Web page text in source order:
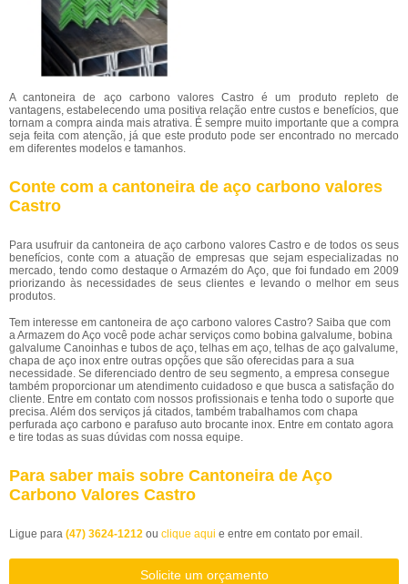
A cantoneira de aço carbono valores Castro é um produto repleto de
vantagens, estabelecendo uma positiva relação entre custos e benefícios, que
tornam a compra ainda mais atrativa. É sempre muito importante que a compra
seja feita com atenção, já que este produto pode ser encontrado no mercado
em diferentes modelos e tamanhos.
Conte com a cantoneira de aço carbono valores
Castro
Para usufruir da cantoneira de aço carbono valores Castro e de todos os seus
benefícios, conte com a atuação de empresas que sejam especializadas no
mercado, tendo como destaque o Armazém do Aço, que foi fundado em 2009
priorizando às necessidades de seus clientes e levando o melhor em seus
produtos.
Tem interesse em cantoneira de aço carbono valores Castro? Saiba que com
a Armazem do Aço você pode achar serviços como bobina galvalume, bobina
galvalume Canoinhas e tubos de aço, telhas em aço, telhas de aço galvalume,
chapa de aço inox entre outras opções que são oferecidas para a sua
necessidade. Se diferenciado dentro de seu segmento, a empresa consegue
também proporcionar um atendimento cuidadoso e que busca a satisfação do
cliente. Entre em contato com nossos profissionais e tenha todo o suporte que
precisa. Além dos serviços já citados, também trabalhamos com chapa
perfurada aço carbono e parafuso auto brocante inox. Entre em contato agora
e tire todas as suas dúvidas com nossa equipe.
Para saber mais sobre Cantoneira de Aço
Carbono Valores Castro
Ligue para (47) 3624-1212 ou clique aqui e entre em contato por email.
Solicite um orçamento